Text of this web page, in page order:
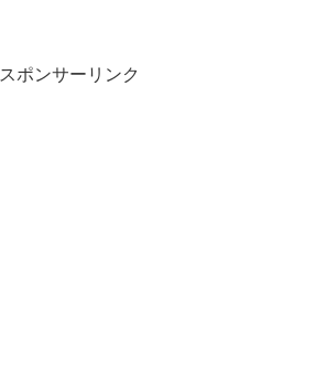
スポンサーリンク